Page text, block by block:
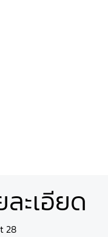
ะเอียด
28